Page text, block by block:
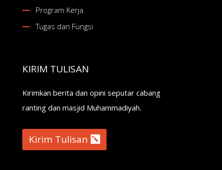
Program Kerja
Tugas dan Fungsi
KIRIM TULISAN
Kirimkan berita dan opini seputar cabang
ranting dan masjid Muhammadiyah.
Kirim Tulisan